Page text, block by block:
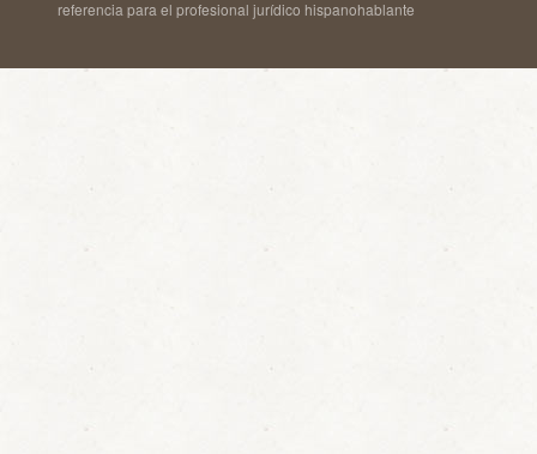
referencia para el profesional jurídico hispanohablante